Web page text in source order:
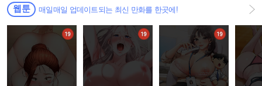
웹툰 매일매일 업데이트되는 최신 만화를 한곳에!